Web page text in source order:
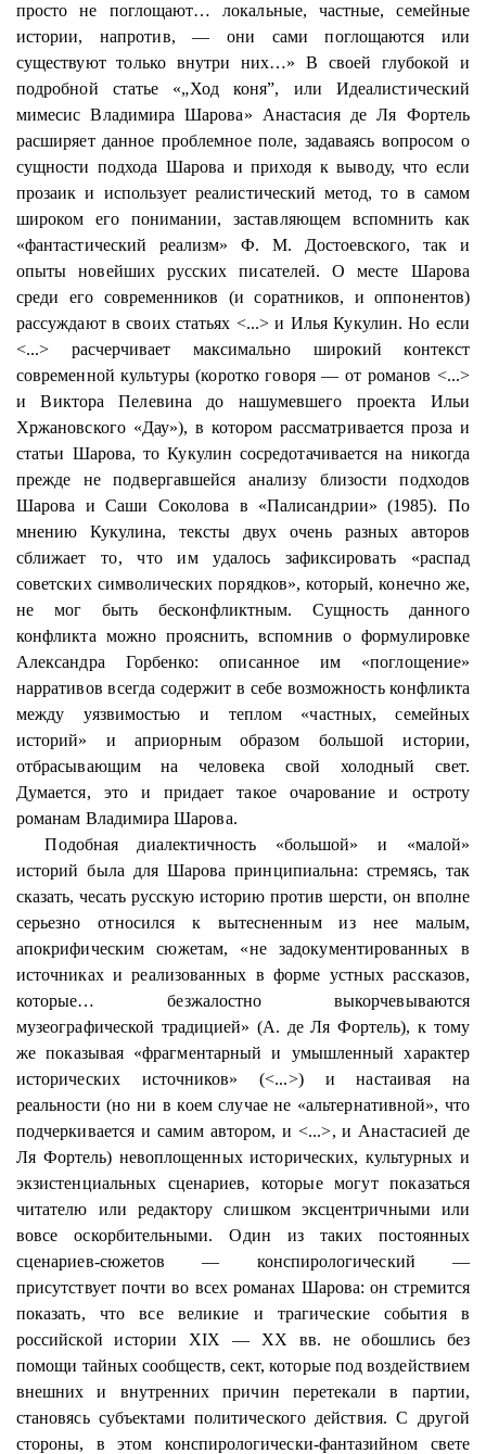
просто не поглощают… локальные, частные, семейные
истории, напротив, — они сами поглощаются или
существуют только внутри них…» В своей глубокой и
подробной статье «„Ход коня”, или Идеалистический
мимесис ВладимираШарова» Анастасия де Ля Фортель
расширяет данное проблемное поле, задаваясь вопросом о
сущности подхода Шарова и приходя к выводу, что если
прозаик и использует реалистический метод, то в самом
широком его понимании, заставляющем вспомнить как
«фантастический реализм» Ф. М. Достоевского, так и
опыты новейших русских писателей. О месте Шарова
среди его современников (и соратников, и оппонентов)
рассуждают в своих статьях <...> и ИльяКукулин. Но если
<...> расчерчивает максимально широкий контекст
современной культуры (коротко говоря — от романов <...>
и Виктора Пелевина до нашумевшего проекта Ильи
Хржановского «Дау»), в котором рассматривается проза и
статьи Шарова, тоКукулин сосредотачивается на никогда
прежде не подвергавшейся анализу близости подходов
Шарова и Саши Соколова в «Палисандрии» (1985). По
мнению Кукулина, тексты двух очень разных авторов
сближает то, что им удалось зафиксировать «распад
советских символических порядков», который, конечно же,
не мог быть бесконфликтным. Сущность данного
конфликта можно прояснить, вспомнив о формулировке
Александра Горбенко: описанное им «поглощение»
нарративов всегда содержит в себе возможность конфликта
между уязвимостью и теплом «частных, семейных
историй» и априорным образом большой истории,
отбрасывающим на человека свой холодный свет.
Думается, это и придает такое очарование и остроту
романам ВладимираШарова.
Подобная диалектичность «большой» и «малой»
историй была для Шарова принципиальна: стремясь, так
сказать, чесать русскую историю против шерсти, он вполне
серьезно относился к вытесненным из нее малым,
апокрифическим сюжетам, «не задокументированных в
источниках и реализованных в форме устных рассказов,
которые… безжалостно выкорчевываются
музеографической традицией» (А. де Ля Фортель), к тому
же показывая «фрагментарный и умышленный характер
исторических источников» (<...>) и настаивая на
реальности (но ни в коем случае не «альтернативной», что
подчеркивается и самим автором, и <...>, и Анастасией де
Ля Фортель) невоплощенных исторических, культурных и
экзистенциальных сценариев, которые могут показаться
читателю или редактору слишком эксцентричными или
вовсе оскорбительными. Один из таких постоянных
сценариев-сюжетов — конспирологический —
присутствует почти во всех романах Шарова: он стремится
показать, что все великие и трагические события в
российской истории XIX — XX вв. не обошлись без
помощи тайных сообществ, сект, которые под воздействием
внешних и внутренних причин перетекали в партии,
становясь субъектами политического действия. С другой
стороны, в этом конспирологически-фантазийном свете